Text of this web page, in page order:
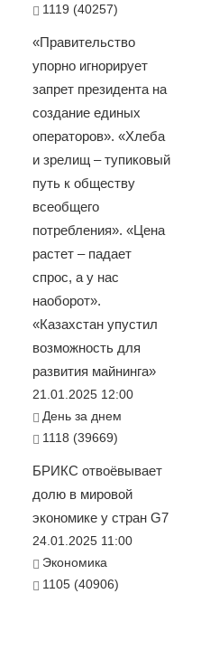
1119 (40257)
«Правительство
упорно игнорирует
запрет президента на
создание единых
операторов». «Хлеба
и зрелищ – тупиковый
путь к обществу
всеобщего
потребления». «Цена
растет – падает
спрос, а у нас
наоборот».
«Казахстан упустил
возможность для
развития майнинга»
21.01.2025 12:00
День за днем
1118 (39669)
БРИКС отвоёвывает
долю в мировой
экономике у стран G7
24.01.2025 11:00
Экономика
1105 (40906)